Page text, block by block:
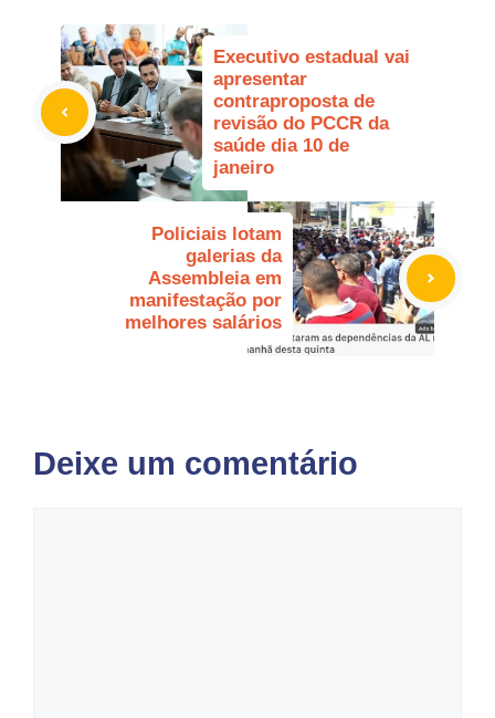
Executivo estadual vai
apresentar
contraproposta de
revisão do PCCR da
saúde dia 10 de
janeiro
Policiais lotam
galerias da
Assembleia em
manifestação por
melhores salários
Deixe um comentário